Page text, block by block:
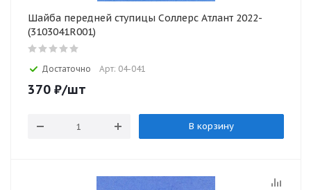
Шайба передней ступицы Соллерс Атлант 2022-
(3103041R001)
Достаточно Арт: 04-041
370 ₽/шт
В корзину